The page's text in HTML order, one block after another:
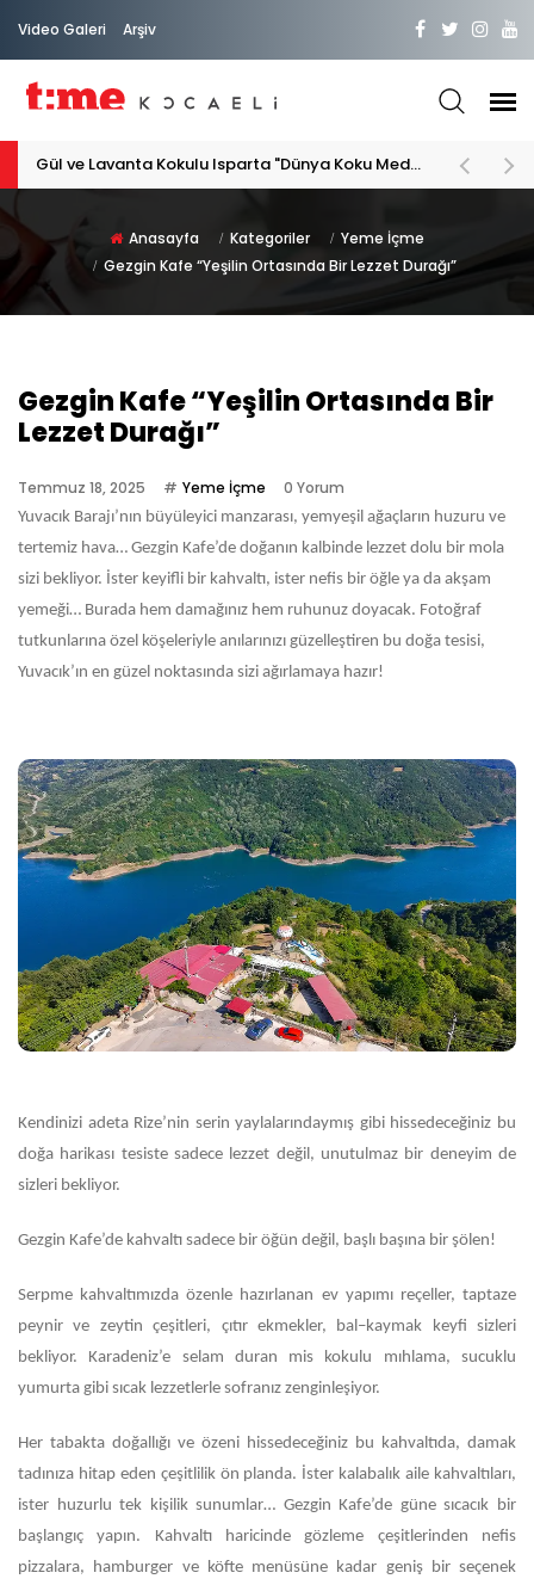
Video Galeri Arşiv
Gül ve Lavanta Kokulu Isparta "Dünya Koku Medeniyeti"
Anasayfa Kategoriler
Yeme İçme
Gezgin Kafe “Yeşilin Ortasında Bir Lezzet Durağı”
Gezgin Kafe “Yeşilin Ortasında Bir
Lezzet Durağı”
Temmuz 18, 2025 Yeme İçme 0 Yorum
Yuvacık Barajı’nın büyüleyici manzarası, yemyeşil ağaçların huzuru ve
tertemiz hava… Gezgin Kafe’de doğanın kalbinde lezzet dolu bir mola
sizi bekliyor. İster keyifli bir kahvaltı, ister nefis bir öğle ya da akşam
yemeği… Burada hem damağınız hem ruhunuz doyacak. Fotoğraf
tutkunlarına özel köşeleriyle anılarınızı güzelleştiren bu doğa tesisi,
Yuvacık’ın en güzel noktasında sizi ağırlamaya hazır!
Kendinizi adeta Rize’nin serin yaylalarındaymış gibi hissedeceğiniz bu
doğa harikası tesiste sadece lezzet değil, unutulmaz bir deneyim de
sizleri bekliyor.
Gezgin Kafe’de kahvaltı sadece bir öğün değil, başlı başına bir şölen!
Serpme kahvaltımızda özenle hazırlanan ev yapımı reçeller, taptaze
peynir ve zeytin çeşitleri, çıtır ekmekler, bal–kaymak keyfi sizleri
bekliyor. Karadeniz’e selam duran mis kokulu mıhlama, sucuklu
yumurta gibi sıcak lezzetlerle sofranız zenginleşiyor.
Her tabakta doğallığı ve özeni hissedeceğiniz bu kahvaltıda, damak
tadınıza hitap eden çeşitlilik ön planda. İster kalabalık aile kahvaltıları,
ister huzurlu tek kişilik sunumlar… Gezgin Kafe’de güne sıcacık bir
başlangıç yapın. Kahvaltı haricinde gözleme çeşitlerinden nefis
pizzalara, hamburger ve köfte menüsüne kadar geniş bir seçenek